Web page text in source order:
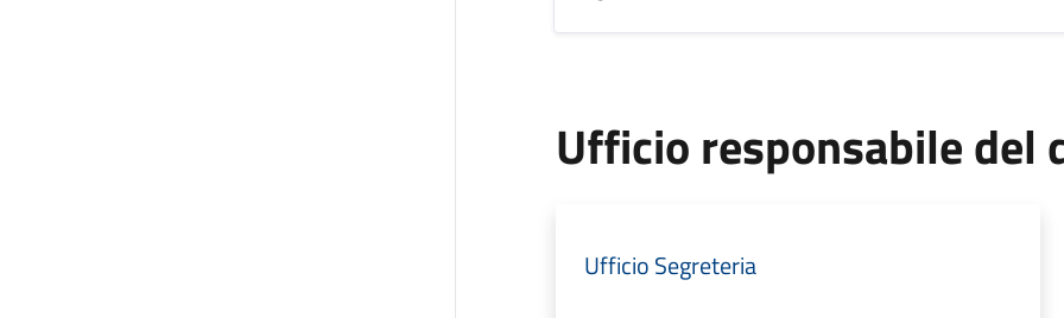
Ufficio responsabile del
Ufficio Segreteria